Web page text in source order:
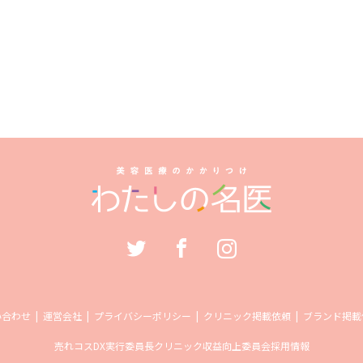
わせ 運営会社 プライバシーポリシー クリニック掲載依頼 ブランド掲
売れコスDX実行委員長クリニック収益向上委員会採用情報